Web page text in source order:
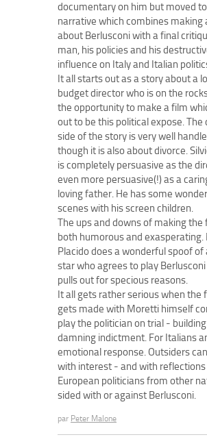
documentary on him but moved
narrative which combines making
about Berlusconi with a final
man, his policies and his
influence on Italy and Italian
It all starts out as a story about a
budget director who is on the
the opportunity to make a film
out to be this political expose. The
side of the story is very well
though it is also about divorce.
is completely persuasive as the
even more persuasive(!) as a
loving father. He has some
scenes with his screen children.
The ups and downs of making the
both humorous and exasperating.
Placido does a wonderful spoof of
star who agrees to play
pulls out for specious reasons.
It all gets rather serious when the
gets made with Moretti himself
play the politician on trial -
damning indictment. For Italians
emotional response. Outsiders
with interest - and with
European politicians from other
sided with or against Berlusconi.
par Peter Malone